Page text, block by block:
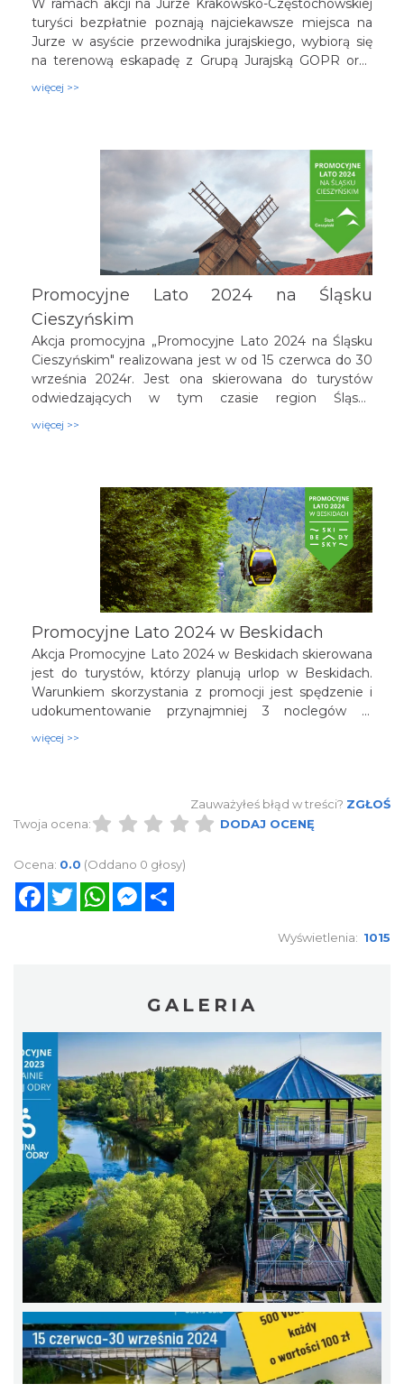
W ramach akcji na Jurze Krakowsko-Częstochowskiej
turyści bezpłatnie poznają najciekawsze miejsca na
Jurze w asyście przewodnika jurajskiego, wybiorą się
na terenową eskapadę z Grupą Jurajską GOPR oraz
wykwalifikowanych instruktorów.
więcej >>
Promocyjne Lato 2024 na Śląsku
Cieszyńskim
Akcja promocyjna „Promocyjne Lato 2024 na Śląsku
Cieszyńskim" realizowana jest w od 15 czerwca do 30
września 2024r. Jest ona skierowana do turystów
odwiedzających w tym czasie region Śląska
więcej >>
Promocyjne Lato 2024 w Beskidach
Akcja Promocyjne Lato 2024 w Beskidach skierowana
jest do turystów, którzy planują urlop w Beskidach.
Warunkiem skorzystania z promocji jest spędzenie i
udokumentowanie przynajmniej 3 noclegów w
objętym akcją.
więcej >>
Zauważyłeś błąd w treści? ZGŁOŚ
Twoja ocena:
DODAJ OCENĘ
Ocena: 0.0 (Oddano 0 głosy)
FacebookTwitterWhatsAppMessenger
Wyświetlenia: 1015
GALERIA